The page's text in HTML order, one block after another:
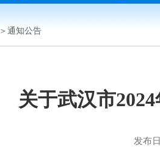
＞通知公告
关于武汉市
发布